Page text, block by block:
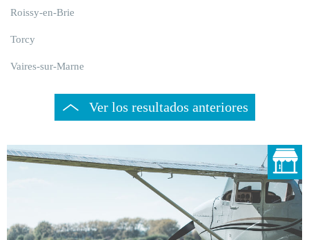
Roissy-en-Brie
Torcy
Vaires-sur-Marne
Ver los resultados anteriores